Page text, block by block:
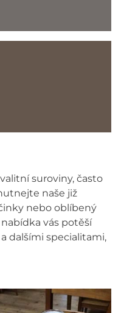
suroviny, často
naše již
nebo oblíbený
vás potěší
dalšími specialitami,